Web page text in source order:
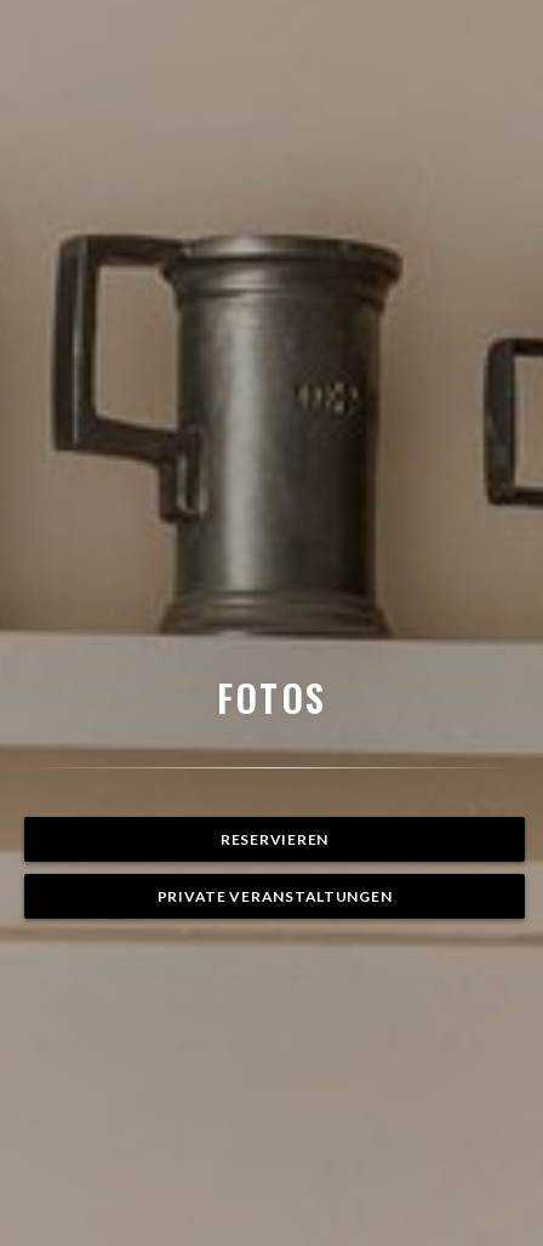
FOTOS
RESERVIEREN
PRIVATE VERANSTALTUNGEN